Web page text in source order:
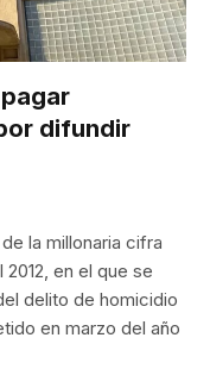
difundir
la millonaria cifra
en el que se
delito de homicidio
en marzo del año